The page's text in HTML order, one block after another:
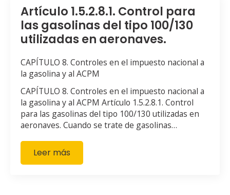
Artículo 1.5.2.8.1. Control para
las gasolinas del tipo 100/130
utilizadas en aeronaves.
CAPÍTULO 8. Controles en el impuesto nacional a
la gasolina y al ACPM
CAPÍTULO 8. Controles en el impuesto nacional a
la gasolina y al ACPM Artículo 1.5.2.8.1. Control
para las gasolinas del tipo 100/130 utilizadas en
aeronaves. Cuando se trate de gasolinas…
Leer más